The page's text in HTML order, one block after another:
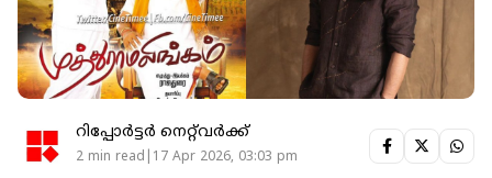
റിപ്പോർട്ടർ നെറ്റ്‌വര്‍ക്ക്‌
2 min read|17 Apr 2026, 03:03 pm